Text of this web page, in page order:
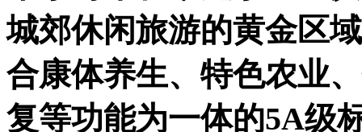
城郊休闲旅游的黄金区
合康体养生、特色农业
复等功能为一体的5A级